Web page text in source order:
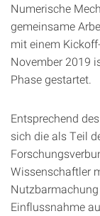
Numerische
gemeinsame
mit einem
November 2019
Phase gestartet.
Entsprechend
sich die als Teil
Wissenschaftler
Einflussnahme